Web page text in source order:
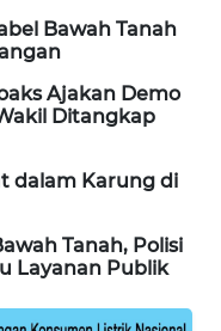
Bawah Tanah
Ajakan Demo
Ditangkap
dalam Karung di
Tanah, Polisi
Layanan Publik